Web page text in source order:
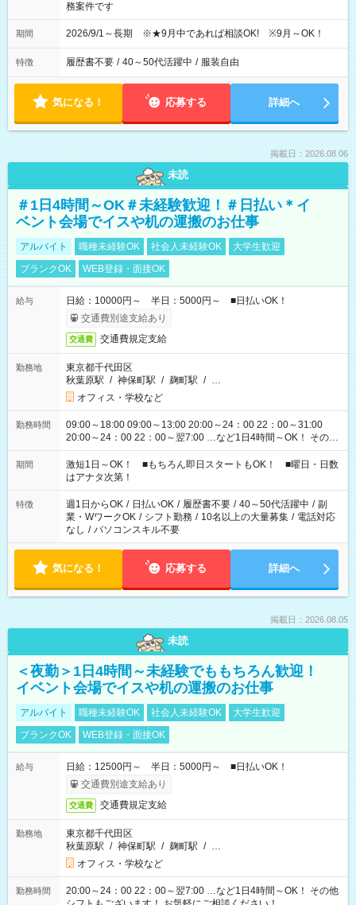
務案件です
期間 2026/9/1～長期 ※★9月中であれば相談OK! ※9月～OK！
特徴 履歴書不要 / 40～50代活躍中 / 服装自由
気になる！ 応募する 詳細へ
掲載日：2026.08.06
未読
＃1日4時間～OK＃未経験歓迎！＃日払い＊イ
ベント会場でイスや机の運搬のお仕事
アルバイト 職種未経験OK 社会人未経験OK
大学生歓迎
ブランクOK
WEB登録・面接OK
給与
日給：10000円～ 半日：5000円～ ■日払いOK！
交通費別途支給あり
交通費 交通費規定支給
勤務地
東京都千代田区
秋葉原駅 / 神保町駅 / 麹町駅 / …
オフィス・学校など
勤務時間
09:00～18:00 09:00～13:00 20:00～24：00 22：00～31:00
20:00～24：00 22：00～翌7:00 …など1日4時間～OK！ その他
シフトもございます！ お気軽にご相談ください！
期間
激短1日～OK！ ■もちろん即日スタートもOK！ ■曜日・日数
はアナタ次第！
特徴 週1日からOK / 日払いOK / 履歴書不要 / 40～50代活躍中 / 副
業・WワークOK / シフト勤務 / 10名以上の大量募集 / 電話対応
なし / パソコンスキル不要
気になる！ 応募する 詳細へ
掲載日：2026.08.05
未読
＜夜勤＞1日4時間～未経験でももちろん歓迎！
イベント会場でイスや机の運搬のお仕事
アルバイト 職種未経験OK 社会人未経験OK
大学生歓迎
ブランクOK
WEB登録・面接OK
給与
日給：12500円～ 半日：5000円～ ■日払いOK！
交通費別途支給あり
交通費 交通費規定支給
勤務地
東京都千代田区
秋葉原駅 / 神保町駅 / 麹町駅 / …
オフィス・学校など
勤務時間
20:00～24：00 22：00～翌7:00 …など1日4時間～OK！ その他